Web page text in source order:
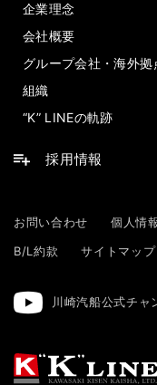
企業理念
会社概要
グループ会社・海外拠
組織
“K” LINEの軌跡
採用情報
お問い合わせ 個人情
B/L約款
サイトマップ
川崎汽船公式チ